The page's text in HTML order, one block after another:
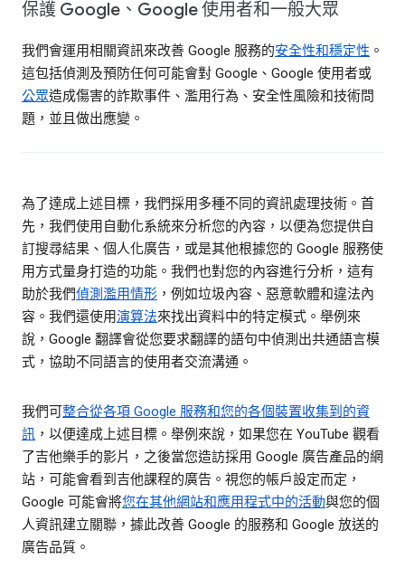
保護 Google、Google 使用者和一般大眾
我們會運用相關資訊來改善 Google 服務的安全性和穩定性 。
這包括偵測及預防任何可能會對 Google、Google 使用者或
公眾造成傷害的詐欺事件、濫用行為、安全性風險和技術問
題，並且做出應變。
為了達成上述目標，我們採用多種不同的資訊處理技術。首
先，我們使用自動化系統來分析您的內容，以便為您提供自
訂搜尋結果、個人化廣告，或是其他根據您的 Google 服務使
用方式量身打造的功能。我們也對您的內容進行分析，這有
助於我們偵測濫用情形 ，例如垃圾內容、惡意軟體和違法內
容。我們還使用演算法來找出資料中的特定模式。舉例來
說，Google 翻譯會從您要求翻譯的語句中偵測出共通語言模
式，協助不同語言的使用者交流溝通。
我們可整合從各項 Google 服務和您的各個裝置收集到的資
訊 ，以便達成上述目標。舉例來說，如果您在 YouTube 觀看
了吉他樂手的影片，之後當您造訪採用 Google 廣告產品的網
站，可能會看到吉他課程的廣告。視您的帳戶設定而定，
Google 可能會將您在其他網站和應用程式中的活動與您的個
人資訊建立關聯，據此改善 Google 的服務和 Google 放送的
廣告品質。